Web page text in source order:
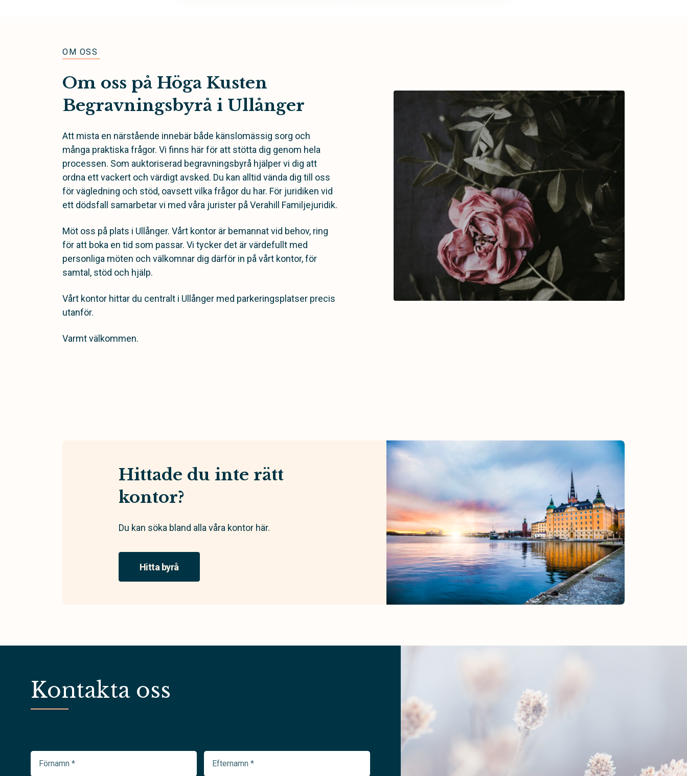
OM OSS
Om oss på Höga Kusten
Begravningsbyrå i Ullånger
Att mista en närstående innebär både känslomässig sorg och
många praktiska frågor. Vi finns här för att stötta dig genom hela
processen. Som auktoriserad begravningsbyrå hjälper vi dig att
ordna ett vackert och värdigt avsked. Du kan alltid vända dig till oss
för vägledning och stöd, oavsett vilka frågor du har. För juridiken vid
ett dödsfall samarbetar vi med våra jurister på Verahill Familjejuridik.
Möt oss på plats i Ullånger. Vårt kontor är bemannat vid behov, ring
för att boka en tid som passar. Vi tycker det är värdefullt med
personliga möten och välkomnar dig därför in på vårt kontor, för
samtal, stöd och hjälp.
Vårt kontor hittar du centralt i Ullånger med parkeringsplatser precis
utanför.
Varmt välkommen.
Hittade du inte rätt
kontor?
Du kan söka bland alla våra kontor här.
Hitta byrå
Kontakta oss
Förnamn Efternamn